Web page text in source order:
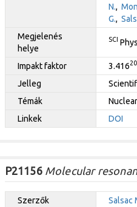
N.,
G.,
Megjelenés
helye
SCI
Impakt faktor 3.416
Jelleg
Témák
Linkek
DOI
P21156Molecular
Szerzők Salsac